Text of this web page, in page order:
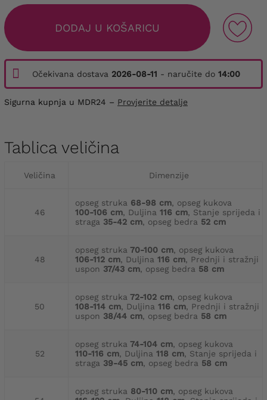
DODAJ U KOŠARICU
Očekivana dostava 2026-08-11 - naručite do 14:00
Sigurna kupnja u MDR24 – Provjerite detalje
Tablica veličina
Veličina Dimenzije
46
opseg struka 68-98 cm, opseg kukova
100-106 cm, Duljina 116 cm, Stanje sprijeda i
straga 35-42 cm, opseg bedra 52 cm
48
opseg struka 70-100 cm, opseg kukova
106-112 cm, Duljina 116 cm, Prednji i stražnji
uspon 37/43 cm, opseg bedra 58 cm
50
opseg struka 72-102 cm, opseg kukova
108-114 cm, Duljina 116 cm, Prednji i stražnji
uspon 38/44 cm, opseg bedra 58 cm
52
opseg struka 74-104 cm, opseg kukova
110-116 cm, Duljina 118 cm, Stanje sprijeda i
straga 39-45 cm, opseg bedra 58 cm
opseg struka 80-110 cm, opseg kukova